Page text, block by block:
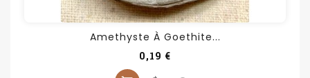
Amethyste À Goethite...
0,19 €